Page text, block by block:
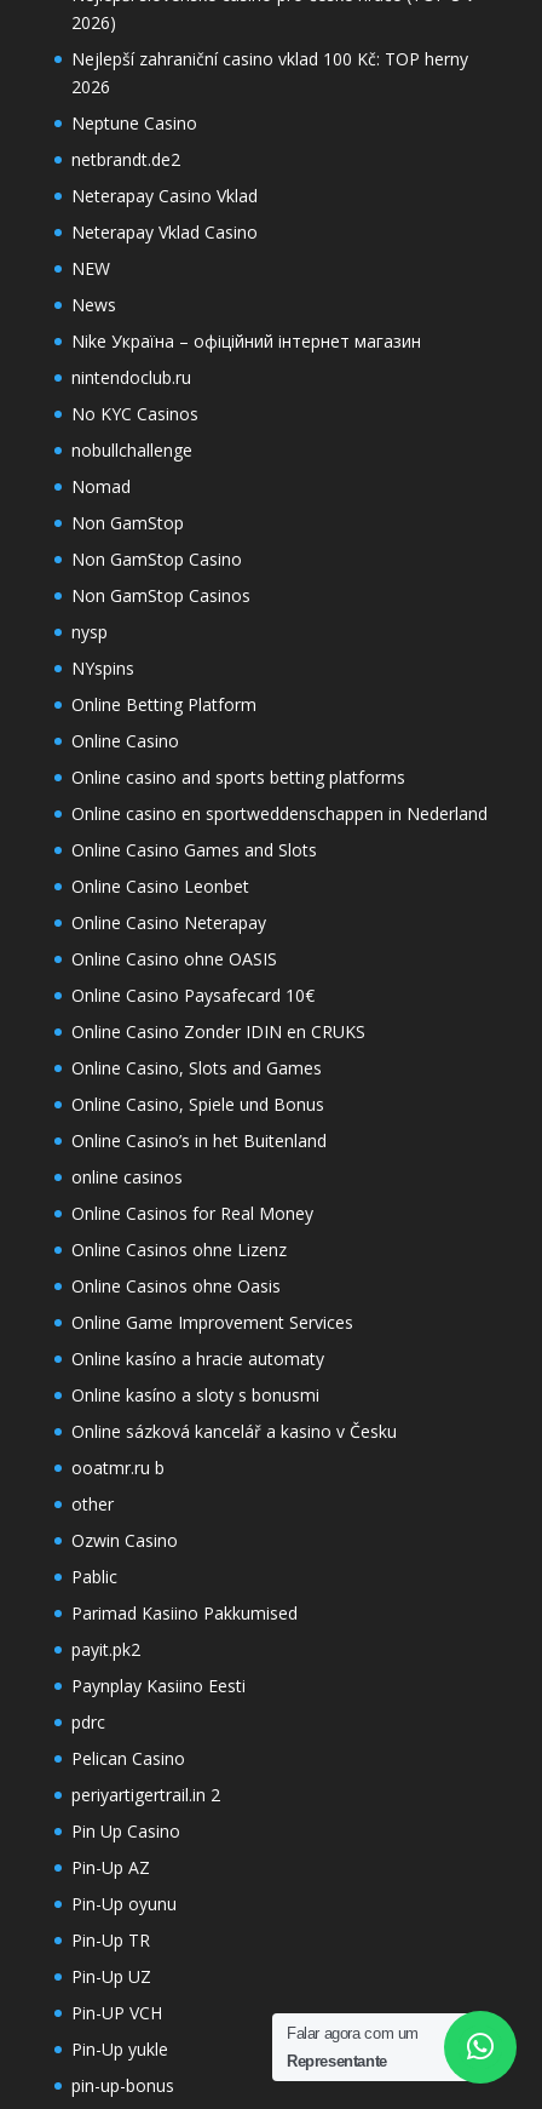
Falar agora com um
Representante
2026)
Nejlepší zahraniční casino vklad 100 Kč: TOP herny
2026
Neptune Casino
netbrandt.de2
Neterapay Casino Vklad
Neterapay Vklad Casino
NEW
News
Nike Україна – офіційний інтернет магазин
nintendoclub.ru
No KYC Casinos
nobullchallenge
Nomad
Non GamStop
Non GamStop Casino
Non GamStop Casinos
nysp
NYspins
Online Betting Platform
Online Casino
Online casino and sports betting platforms
Online casino en sportweddenschappen in Nederland
Online Casino Games and Slots
Online Casino Leonbet
Online Casino Neterapay
Online Casino ohne OASIS
Online Casino Paysafecard 10€
Online Casino Zonder IDIN en CRUKS
Online Casino, Slots and Games
Online Casino, Spiele und Bonus
Online Casino’s in het Buitenland
online casinos
Online Casinos for Real Money
Online Casinos ohne Lizenz
Online Casinos ohne Oasis
Online Game Improvement Services
Online kasíno a hracie automaty
Online kasíno a sloty s bonusmi
Online sázková kancelář a kasino v Česku
ooatmr.ru b
other
Ozwin Casino
Pablic
Parimad Kasiino Pakkumised
payit.pk2
Paynplay Kasiino Eesti
pdrc
Pelican Casino
periyartigertrail.in 2
Pin Up Casino
Pin-Up AZ
Pin-Up oyunu
Pin-Up TR
Pin-Up UZ
Pin-UP VCH
Pin-Up yukle
pin-up-bonus